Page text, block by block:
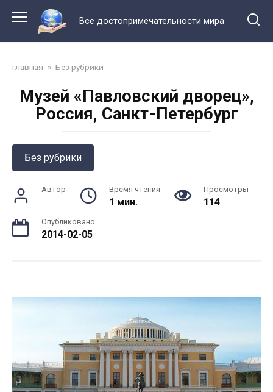
контенту
Все достопримечательности мира
Главная » Без рубрики
Музей «Павловский дворец»,
Россия, Санкт-Петербург
Без рубрики
Автор Время чтения
1 мин.
Просмотры
114
Опубликовано
2014-02-05